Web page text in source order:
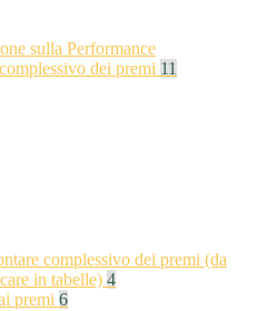
sulla Performance
dei premi 11
complessivo dei premi (da
in tabelle) 4
premi 6